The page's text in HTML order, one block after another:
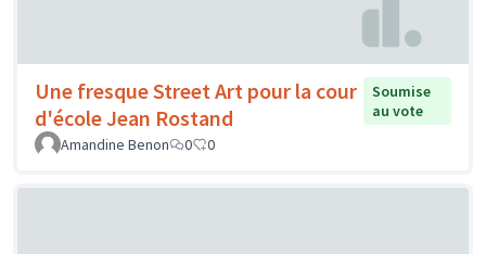
Une fresque Street Art pour la cour
d'école Jean Rostand
Soumise
au vote
Amandine Benon
0 0